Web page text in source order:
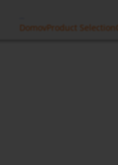
DomovProduct Selection